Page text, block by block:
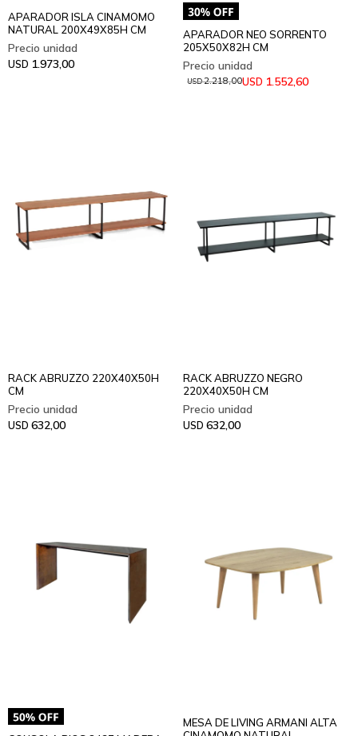
APARADOR ISLA CINAMOMO
NATURAL 200X49X85H CM
USD 1.973,00
APARADOR NEO SORRENTO
205X50X82H CM
USD 1.552,60
USD2.218,00
RACK ABRUZZO 220X40X50H
CM
USD 632,00
RACK ABRUZZO NEGRO
220X40X50H CM
USD 632,00
MESA DE LIVING ARMANI ALTA